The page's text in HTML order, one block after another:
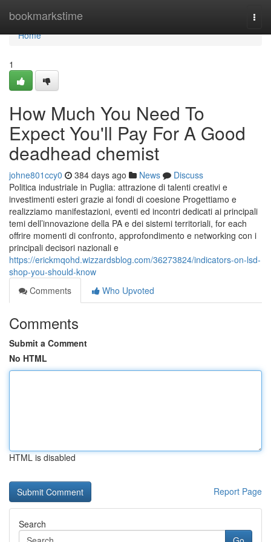
bookmarkstime
Home
Home
1
How Much You Need To
Expect You'll Pay For A Good
deadhead chemist
johne801ccy0 384 days ago News
Discuss
Politica industriale in Puglia: attrazione di talenti creativi e
investimenti esteri grazie ai fondi di coesione Progettiamo e
realizziamo manifestazioni, eventi ed incontri dedicati ai principali
temi dell’innovazione della PA e dei sistemi territoriali, for each
offrire momenti di confronto, approfondimento e networking con i
principali decisori nazionali e
https://erickmqohd.wizzardsblog.com/36273824/indicators-on-lsd-
shop-you-should-know
Comments
Who Upvoted
Comments
Submit a Comment
No HTML
HTML is disabled
Report Page
Search